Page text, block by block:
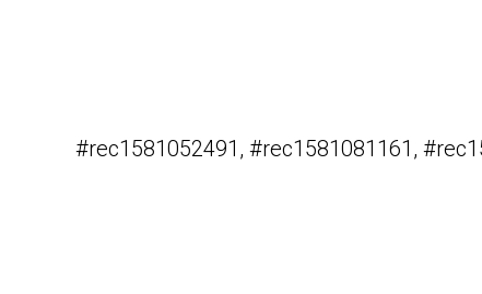
#rec1581052491, #rec1581081161,